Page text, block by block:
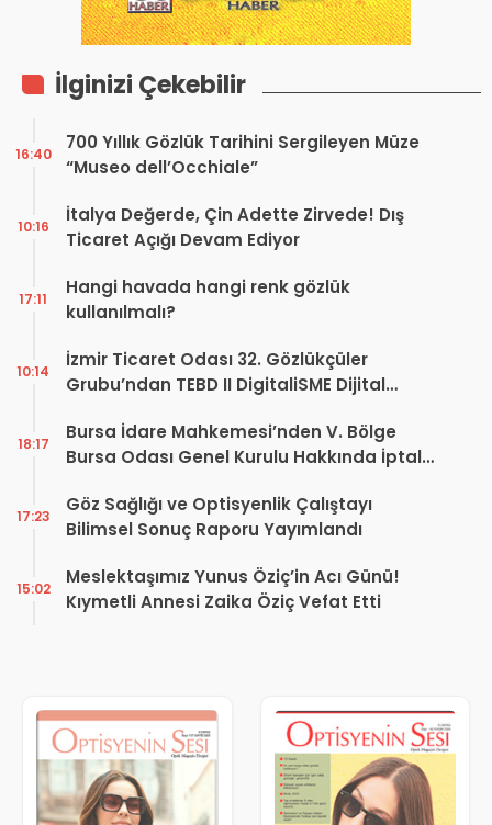
İlginizi Çekebilir
700 Yıllık Gözlük Tarihini Sergileyen Müze
“Museo dell’Occhiale”
16:40
İtalya Değerde, Çin Adette Zirvede! Dış
Ticaret Açığı Devam Ediyor
10:16
Hangi havada hangi renk gözlük
kullanılmalı?
17:11
İzmir Ticaret Odası 32. Gözlükçüler
Grubu’ndan TEBD II DigitaliSME Dijital
10:14
Bursa İdare Mahkemesi’nden V. Bölge
Bursa Odası Genel Kurulu Hakkında İptal
18:17
Göz Sağlığı ve Optisyenlik Çalıştayı
Bilimsel Sonuç Raporu Yayımlandı
17:23
Meslektaşımız Yunus Öziç’in Acı Günü!
Kıymetli Annesi Zaika Öziç Vefat Etti
15:02